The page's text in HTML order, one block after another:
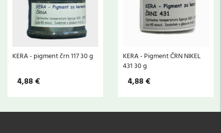
KERA - pigment črn 117 30 g
4,88 €
KERA - Pigment ČRN NIKEL
431 30 g
4,88 €